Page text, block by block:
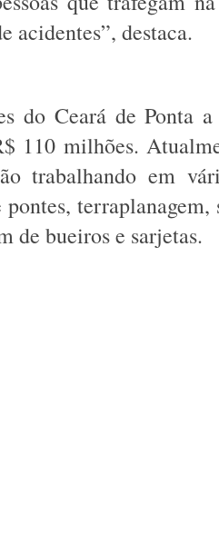
acidentes”, destaca.
do Ceará de Ponta a
110 milhões.
trabalhando em
terraplanagem,
de bueiros e sarjetas.